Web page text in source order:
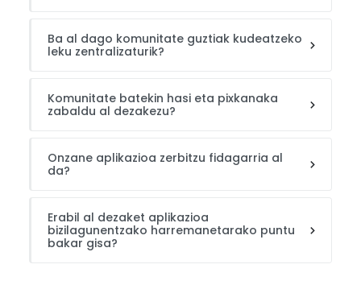
Ba al dago komunitate guztiak kudeatzeko
leku zentralizaturik?
Komunitate batekin hasi eta pixkanaka
zabaldu al dezakezu?
Onzane aplikazioa zerbitzu fidagarria al
da?
Erabil al dezaket aplikazioa
bizilagunentzako harremanetarako puntu
bakar gisa?